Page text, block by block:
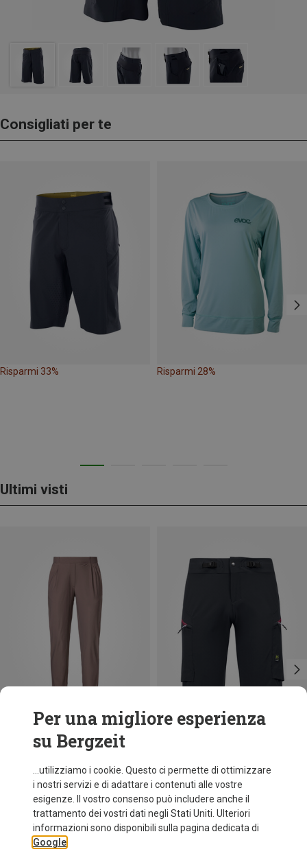
Consigliati per te
Risparmi 33% Risparmi 28%
Ultimi visti
Risparmi 39%
Per una migliore esperienza
su Bergzeit
...utilizziamo i cookie. Questo ci permette di ottimizzare
i nostri servizi e di adattare i contenuti alle vostre
esigenze. Il vostro consenso può includere anche il
trattamento dei vostri dati negli Stati Uniti. Ulteriori
informazioni sono disponibili sulla pagina dedicata di
Google